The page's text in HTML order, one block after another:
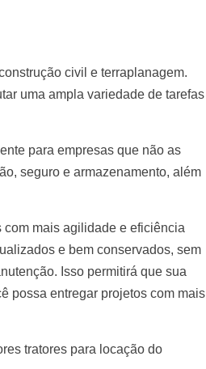
civil e terraplanagem.
uma ampla variedade de tarefas
para empresas que não as
seguro e armazenamento, além
com mais agilidade e eficiência
e bem conservados, sem
Isso permitirá que sua
possa entregar projetos com mais
tratores para locação do